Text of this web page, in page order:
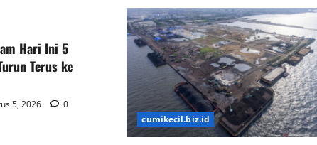
Hari Ini 5
Terus ke
5, 2026
0
cumikecil.biz.id